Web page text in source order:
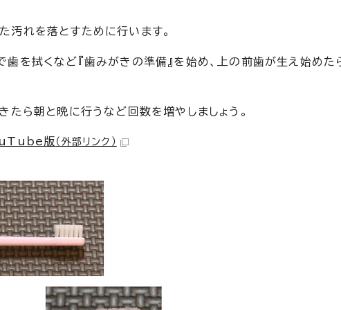
汚れを落とすために行います。
を拭くなど『歯みがきの準備』を始め、上の前歯が生え始めた
ら朝と晩に行うなど回数を増やしましょう。
版 （外部リンク）